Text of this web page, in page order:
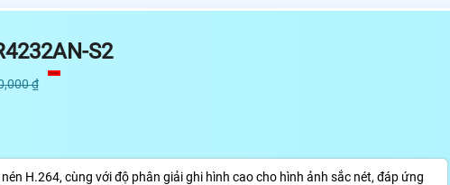
S2
₫
H.264, cùng với độ phân giải ghi hình cao cho hình ảnh sắc nét, đáp ứng